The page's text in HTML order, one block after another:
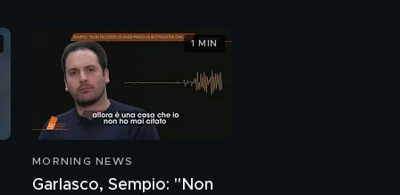
MORNING NEWS
Garlasco, Sempio: "Non
1 MIN